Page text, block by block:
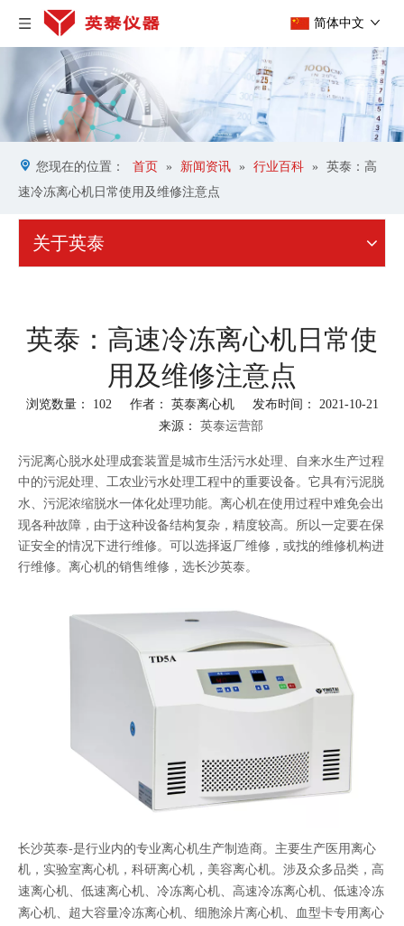
简体中文
您现在的位置： 首页 » 新闻资讯 » 行业百科 »
英泰：高
速冷冻离心机日常使用及维修注意点
关于英泰
英泰：高速冷冻离心机日常使
用及维修注意点
浏览数量： 102作者： 英泰离心机 发布时间： 2021-10-21
来源： 英泰运营部
["facebook","twitter","line","wechat","linkedin","pinterest","whatsapp"]
污泥离心脱水处理成套装置是城市生活污水处理、自来水生产过程
中的污泥处理、工农业污水处理工程中的重要设备。它具有污泥脱
水、污泥浓缩脱水一体化处理功能。 离心机在使用过程中难免会出
现各种故障，由于这种设备结构复杂，精度较高。所以一定要在保
证安全的情况下进行维修。可以选择返厂维修，或找的维修机构进
行维修。离心机的销售维修，选长沙英泰。
长沙英泰-是行业内的专业离心机生产制造商。主要生产医用离心
机，实验室离心机，科研离心机，美容离心机。涉及众多品类，高
速离心机、低速离心机、冷冻离心机、 高速冷冻离心机、低速冷冻
离心机、超大容量冷冻离心机、细胞涂片离心机、血型卡专用离心